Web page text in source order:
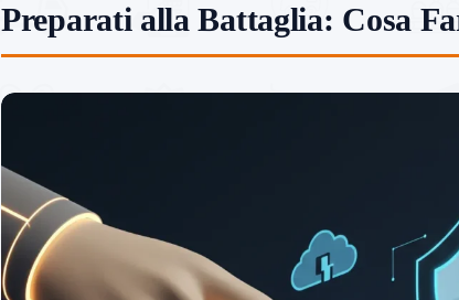
Preparati alla Battaglia: Cosa